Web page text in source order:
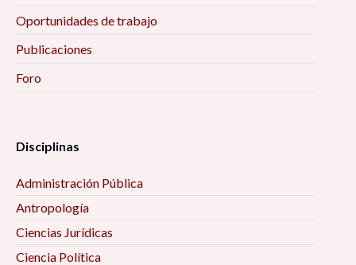
Oportunidades de trabajo
Publicaciones
Foro
Disciplinas
Administración Pública
Antropología
Ciencias Jurídicas
Ciencia Política